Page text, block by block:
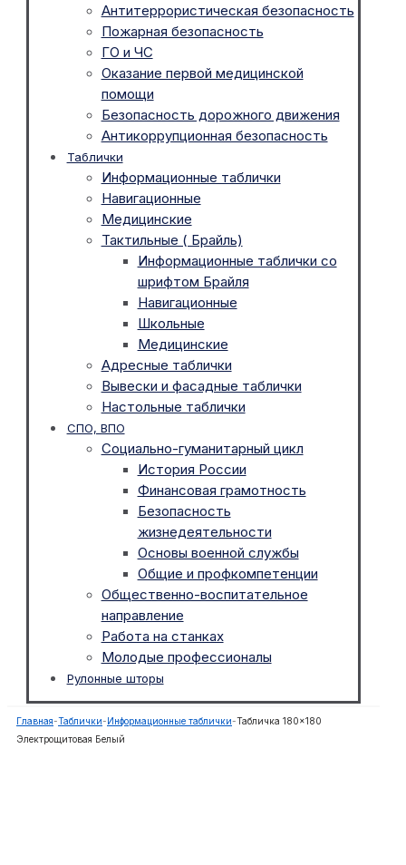
Антитеррористическая безопасность
Пожарная безопасность
ГО и ЧС
Оказание первой медицинской
помощи
Безопасность дорожного движения
Антикоррупционная безопасность
Таблички
Информационные таблички
Навигационные
Медицинские
Тактильные ( Брайль)
Информационные таблички со
шрифтом Брайля
Навигационные
Школьные
Медицинские
Адресные таблички
Вывески и фасадные таблички
Настольные таблички
СПО, ВПО
Социально-гуманитарный цикл
История России
Финансовая грамотность
Безопасность
жизнедеятельности
Основы военной службы
Общие и профкомпетенции
Общественно-воспитательное
направление
Работа на станках
Молодые профессионалы
Рулонные шторы
Главная-Таблички- Информационные таблички-Табличка 180×180
Электрощитовая Белый